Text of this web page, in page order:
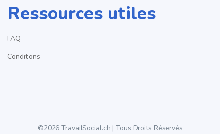
Ressources utiles
FAQ
Conditions
©2026 TravailSocial.ch | Tous Droits Réservés